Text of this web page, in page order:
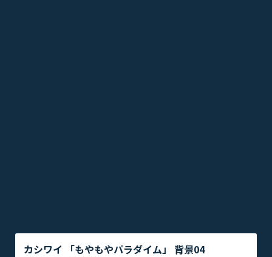
カシワイ 「もやもやパラダイム」 背景04